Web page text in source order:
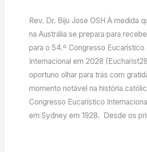
Rev. Dr. Biju Jose OSH À medida
na Austrália se prepara para
para o 54.º Congresso Eucarístico
Internacional em 2028
oportuno olhar para trás com
momento notável na história
Congresso Eucarístico
em Sydney em 1928. Desde os